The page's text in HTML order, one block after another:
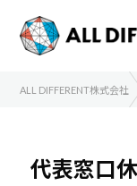
ALL DIFFERENT株式会社
代表窓口